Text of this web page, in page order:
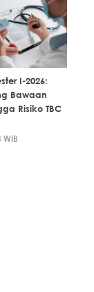
I-2026:
Bawaan
Risiko TBC